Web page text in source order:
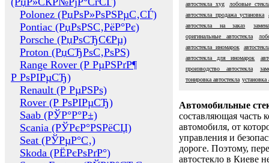
Polonez (РџРѕР»РѕРЅРµС‚СЃ)
Pontiac (РџРѕРЅС‚РёР°Рє)
Porsche (РџРѕСЂС€Рµ)
Proton (РџСЂРѕС‚РѕРЅ)
Range Rover (Р РµРЅРґР¶
Р РѕРІРµСЂ)
Renault (Р РµРЅРѕ)
Rover (Р РѕРІРµСЂ)
Saab (РЎР°Р°Р±)
Scania (РЎРєР°РЅРёСЏ)
Seat (РЎРµР°С‚)
Skoda (РЁРєРѕРґР°)
автостекла xyg
лобовые
автостекла продажа установка
автостекла на заказ
оригинальные автостекла
автостекла иномарок
автостекла для иномарок
производство автостекла
тонировка автостекла установка
Автомобильные
составляющая часть
автомобиля, от
управления и
дороге. Поэтому,
автостекло в Киеве